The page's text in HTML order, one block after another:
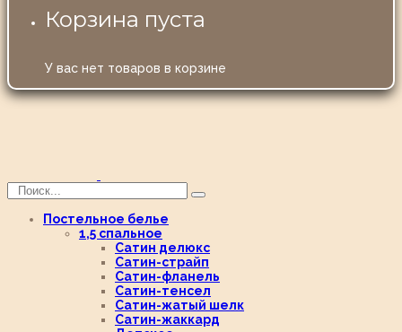
Корзина пуста
У вас нет товаров в корзине
Постельное белье
1,5 спальное
Сатин делюкс
Сатин-страйп
Сатин-фланель
Сатин-тенсел
Сатин-жатый шелк
Сатин-жаккард